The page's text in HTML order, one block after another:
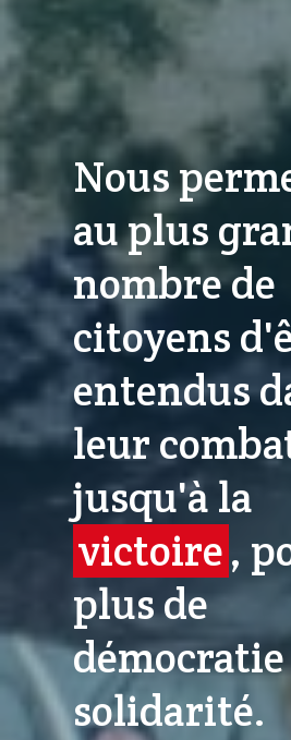
Nous
au plus
nombre de
citoyens
entendus
leur
jusqu'à la
victoire,
plus de
solidarité.